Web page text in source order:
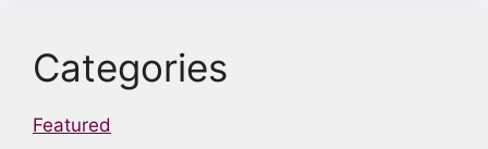
Categories
Featured